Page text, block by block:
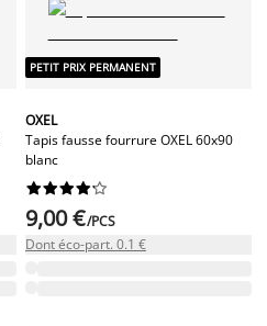
PETIT PRIX PERMANENT
OXEL
Tapis fausse fourrure OXEL 60x90
blanc






9,00 €/PCS
Dont éco-part. 0.1 €